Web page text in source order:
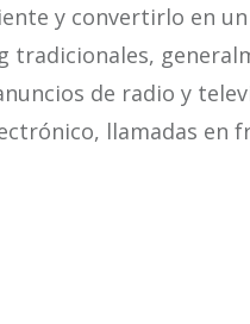
y convertirlo en
tradicionales,
de radio y
llamadas en